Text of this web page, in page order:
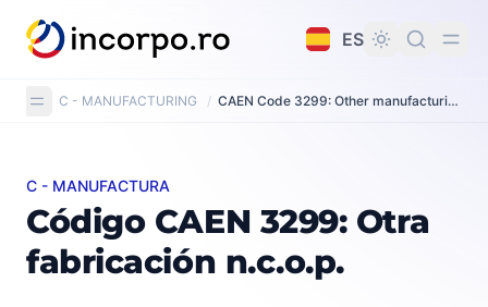
principal
ES
C - MANUFACTURING / CAEN Code 3299: Other manufacturing n.e.c.
Código CAEN 3299: Otra fabricación n.c.o.p.
C - MANUFACTURA
Código CAEN 3299: Otra
fabricación n.c.o.p.